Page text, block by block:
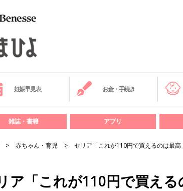
妊娠早見表 お金・手続き
雑誌・書籍 アプリ
赤ちゃん・育児 セリア「これが110円で買えるのは最
ア「これが110円で買え